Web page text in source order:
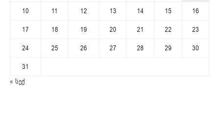
10
11 12 13 14 15
16
17
18 19 20 21 22
23
24
25 26 27 28 29
30
31
« სექ